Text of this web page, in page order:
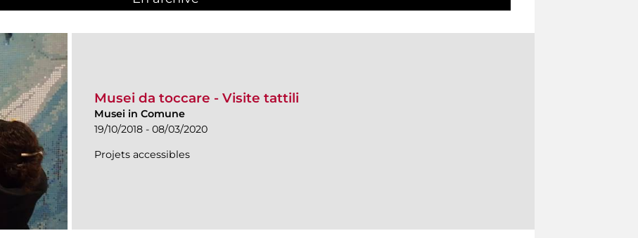
Musei da toccare - Visite tattili
Musei in Comune
19/10/2018 - 08/03/2020
Projets accessibles